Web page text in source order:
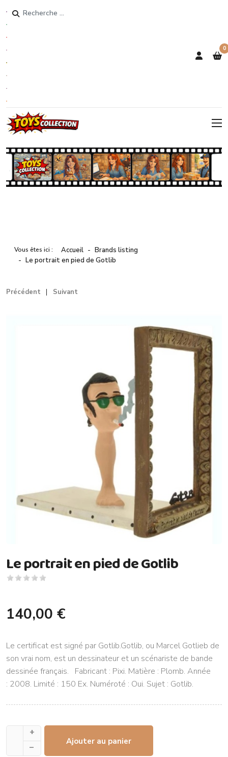
Rechercher
0
Vous êtes ici : Accueil
Brands listing
Le portrait en pied de Gotlib
Précédent Suivant
Le portrait en pied de Gotlib
140,00 €
Le certificat est signé par Gotlib.Gotlib, ou Marcel Gotlieb de
son vrai nom, est un dessinateur et un scénariste de bande
dessinée français. Fabricant : Pixi. Matière : Plomb. Année
: 2008. Limité : 150 Ex. Numéroté : Oui. Sujet : Gotlib.
+
–
Ajouter au panier